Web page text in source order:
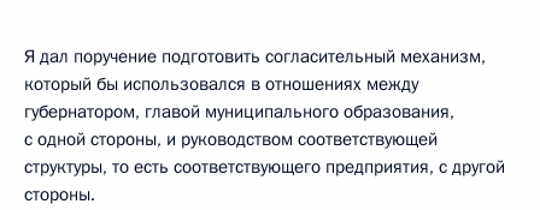
Я дал поручение подготовить согласительный механизм,
который бы использовался в отношениях между
губернатором, главой муниципального образования,
с одной стороны, и руководством соответствующей
структуры, то есть соответствующего предприятия, с другой
стороны.